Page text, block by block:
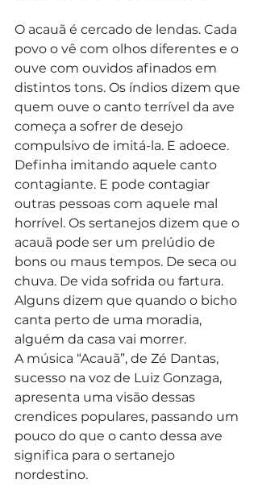
O acauã é cercado de lendas. Cada
povo o vê com olhos diferentes e o
ouve com ouvidos afinados em
distintos tons. Os índios dizem que
quem ouve o canto terrível da ave
começa a sofrer de desejo
compulsivo de imitá-la. E adoece.
Definha imitando aquele canto
contagiante. E pode contagiar
outras pessoas com aquele mal
horrível. Os sertanejos dizem que o
acauã pode ser um prelúdio de
bons ou maus tempos. De seca ou
chuva. De vida sofrida ou fartura.
Alguns dizem que quando o bicho
canta perto de uma moradia,
alguém da casa vai morrer.
A música “Acauã”, de Zé Dantas,
sucesso na voz de Luiz Gonzaga,
apresenta uma visão dessas
crendices populares, passando um
pouco do que o canto dessa ave
significa para o sertanejo
nordestino.